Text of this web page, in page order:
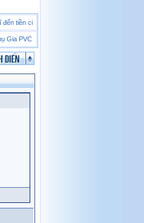
đến tiền cũng làm người ta ích kỷ
PVC Gì?